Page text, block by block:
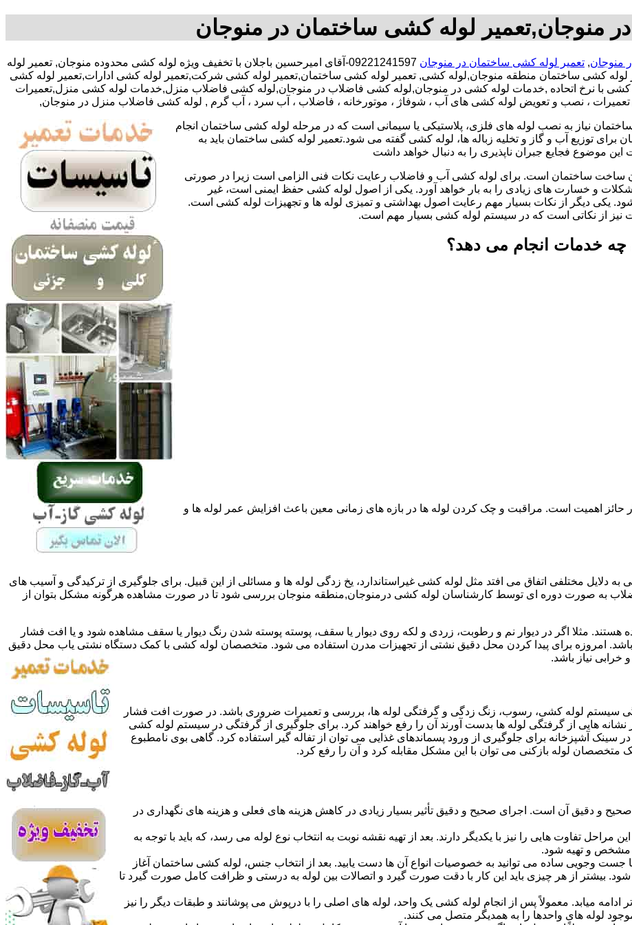
منوجان,تعمیر لوله کشی ساختمان در منوجان
منوجان, تعمیر لوله کشی ساختمان در منوجان
09221241597-آقای امیرحسین باجلان با تخفیف ویژه لوله کشی محدوده منوجان, تعمیر لوله
کشی ساختمان منطقه منوجان,لوله کشی, تعمیر لوله کشی ساختمان,تعمیر لوله کشی شرکت,تعمیر لوله کشی ادارات,تعمیر لوله کشی
کشی با نرخ اتحاده ,خدمات لوله کشی در منوجان,لوله کشی فاضلاب در منوجان,لوله کشی فاضلاب منزل,خدمات لوله کشی منزل,تعمیرات
تعمیرات ، نصب و تعویض لوله کشی های آب ، شوفاژ ، موتورخانه ، فاضلاب ، آب سرد ، آب گرم , لوله کشی فاضلاب منزل در منوجان,
نیاز به نصب لوله های فلزی، پلاستیکی یا سیمانی است که در مرحله لوله کشی ساختمان انجام
توزیع آب و گاز و تخلیه زباله ها، لوله کشی گفته می شود.تعمیر لوله کشی ساختمان باید به
موضوع فجایع جبران ناپذیری را به دنبال خواهد داشت
ساخت ساختمان است. برای لوله کشی آب و فاضلاب رعایت نکات فنی الزامی است زیرا در صورتی
و خسارت های زیادی را به بار خواهد آورد. یکی از اصول لوله کشی حفظ ایمنی است، غیر
یکی دیگر از نکات بسیار مهم رعایت اصول بهداشتی و تمیزی لوله ها و تجهیزات لوله کشی است.
نیز از نکاتی است که در سیستم لوله کشی بسیار مهم است.
چه خدمات انجام می دهد؟
حائز اهمیت است. مراقبت و چک کردن لوله ها در بازه های زمانی معین باعث افزایش عمر لوله ها و
دلایل مختلفی اتفاق می افتد مثل لوله کشی غیراستاندارد، یخ زدگی لوله ها و مسائلی از این قبیل. برای جلوگیری از ترکیدگی و آسیب های
به صورت دوره ای توسط کارشناسان لوله کشی درمنوجان,منطقه منوجان بررسی شود تا در صورت مشاهده هرگونه مشکل بتوان از
هستند. مثلا اگر در دیوار نم و رطوبت، زردی و لکه روی دیوار یا سقف، پوسته پوسته شدن رنگ دیوار یا سقف مشاهده شود و یا افت فشار
باشد. امروزه برای پیدا کردن محل دقیق نشتی از تجهیزات مدرن استفاده می شود. متخصصان لوله کشی با کمک دستگاه نشتی یاب محل دقیق
نیاز باشد.
لوله کشی، رسوب، زنگ زدگی و گرفتگی لوله ها، بررسی و تعمیرات ضروری باشد. در صورت افت فشار
هایی از گرفتگی لوله ها بدست آورند آن را رفع خواهند کرد. برای جلوگیری از گرفتگی در سیستم لوله کشی
آشپزخانه برای جلوگیری از ورود پسماندهای غذایی می توان از تفاله گیر استفاده کرد. گاهی بوی نامطبوع
متخصصان لوله بازکنی می توان با این مشکل مقابله کرد و آن را رفع کرد.
و دقیق آن است. اجرای صحیح و دقیق تأثیر بسیار زیادی در کاهش هزینه های فعلی و هزینه های نگهداری در
تفاوت هایی را نیز با یکدیگر دارند. بعد از تهیه نقشه نوبت به انتخاب نوع لوله می رسد، که باید با توجه به
مشخص و تهیه شود.
جست وجویی ساده می توانید به خصوصیات انواع آن ها دست یابید. بعد از انتخاب جنس، لوله کشی ساختمان آغاز
بیشتر از هر چیزی باید این کار با دقت صورت گیرد و اتصالات بین لوله به درستی و ظرافت کامل صورت گیرد تا
ادامه میابد. معمولاً پس از انجام لوله کشی یک واحد، لوله های اصلی را با درپوش می پوشانند و طبقات دیگر را نیز
لوله های واحدها را به همدیگر متصل می کنند.